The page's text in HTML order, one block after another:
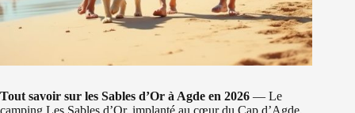
Tout savoir sur les Sables d’Or à Agde en 2026 — Le